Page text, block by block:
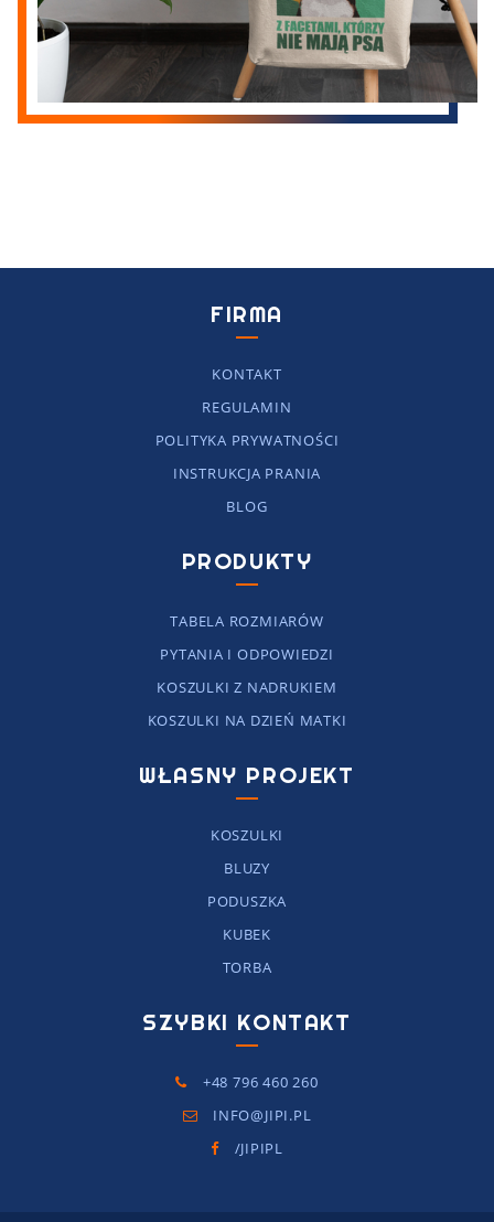
FIRMA
KONTAKT
REGULAMIN
POLITYKA PRYWATNOŚCI
INSTRUKCJA PRANIA
BLOG
PRODUKTY
TABELA ROZMIARÓW
PYTANIA I ODPOWIEDZI
KOSZULKI Z NADRUKIEM
KOSZULKI NA DZIEŃ MATKI
WŁASNY PROJEKT
KOSZULKI
BLUZY
PODUSZKA
KUBEK
TORBA
SZYBKI KONTAKT
+48 796 460 260
INFO@JIPI.PL
/JIPIPL